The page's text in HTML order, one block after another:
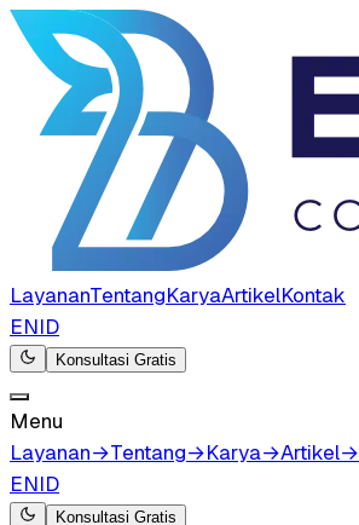
LayananTentangKaryaArtikelKontak
ENID
Konsultasi Gratis
Menu
Layanan→Tentang→Karya→Artikel→
ENID
Konsultasi Gratis